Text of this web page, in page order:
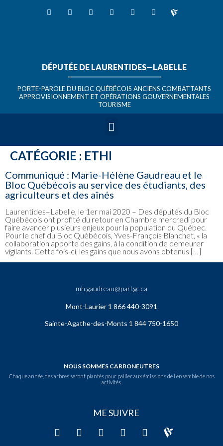
DÉPUTÉE DE LAURENTIDES—LABELLE
_______________________________
PORTE-PAROLE DU BLOC QUÉBÉCOIS ANCIENS COMBATTANTS
APPROVISIONNEMENT ET OPÉRATIONS GOUVERNEMENTALES
TOURISME
CATÉGORIE : ETHI
Communiqué : Marie-Hélène Gaudreau et le
Bloc Québécois au service des étudiants, des
agriculteurs et des aînés
Laurentides–Labelle, le 1er mai 2020 – Des députés du Bloc
Québécois ont profité du retour en Chambre mercredi pour
faire avancer plusieurs enjeux pour la population du Québec.
Pour le chef du Bloc Québécois, Yves-François Blanchet, « la
collaboration apporte des gains, à la condition de demeurer
vigilants. Cette fois-ci, les gains que nous avons obtenus […]
mh.gaudreau@parl.gc.ca
Mont-Laurier 1 866 440-3091
Sainte-Agathe-des-Monts 1 844 750-1650
NOUS SOMMES CARBONEUTRES
Chaque année, des arbres seront plantés pour pallier aux émissions de l’ensemble de nos
activités.
ME SUIVRE